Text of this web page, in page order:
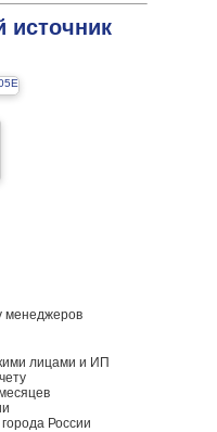
источник
менеджеров
лицами и ИП
России